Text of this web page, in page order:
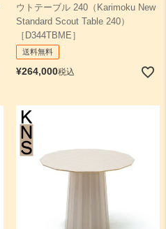
ウトテーブル 240（Karimoku New
Standard Scout Table 240）
［D344TBME］
送料無料
¥264,000税込